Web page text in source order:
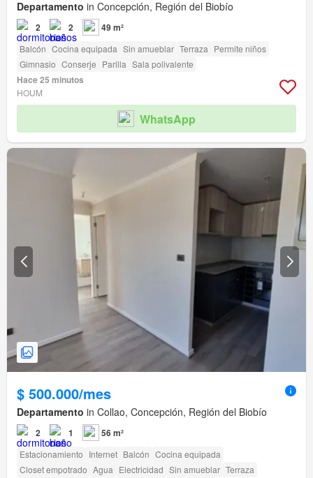
Departamento in Concepción, Región del Biobío
2 2 49 m²
Balcón Cocina equipada Sin amueblar Terraza Permite niños
Gimnasio Conserje Parilla Sala polivalente
Hace 25 minutos
HOUM
WhatsApp
$ 500.000/mes
Departamento in Collao, Concepción, Región del Biobío
2 1 56 m²
Estacionamiento Internet Balcón Cocina equipada
Closet empotrado Agua Electricidad Sin amueblar Terraza